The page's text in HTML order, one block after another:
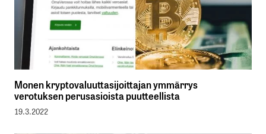
Monen kryptovaluuttasijoittajan ymmärrys
verotuksen perusasioista puutteellista
19.3.2022